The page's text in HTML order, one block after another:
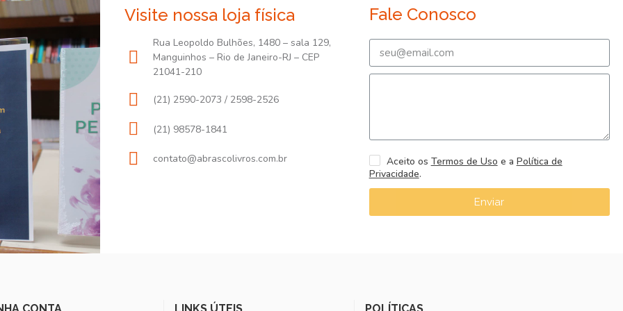
Visite nossa loja física
Rua Leopoldo Bulhões, 1480 – sala 129,
Manguinhos – Rio de Janeiro-RJ – CEP
21041-210
(21) 2590-2073 / 2598-2526
(21) 98578-1841
contato@abrascolivros.com.br
Fale Conosco
Aceito os Termos de Uso e a Política de
Privacidade.
Enviar